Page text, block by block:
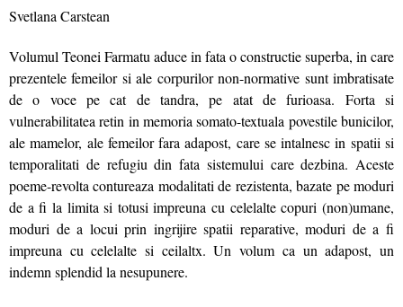
Svetlana Carstean
Volumul Teonei Farmatu aduce in fata o constructie superba, in care
prezentele femeilor si ale corpurilor non-normative sunt imbratisate
de o voce pe cat de tandra, pe atat de furioasa. Forta si
vulnerabilitatea retin in memoria somato-textuala povestile bunicilor,
ale mamelor, ale femeilor fara adapost, care se intalnesc in spatii si
temporalitati de refugiu din fata sistemului care dezbina. Aceste
poeme-revolta contureaza modalitati de rezistenta, bazate pe moduri
de a fi la limita si totusi impreuna cu celelalte copuri (non)umane,
moduri de a locui prin ingrijire spatii reparative, moduri de a fi
impreuna cu celelalte si ceilaltx. Un volum ca un adapost, un
indemn splendid la nesupunere.